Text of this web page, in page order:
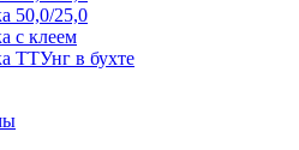
50,0/25,0
с клеем
ТТУнг в бухте